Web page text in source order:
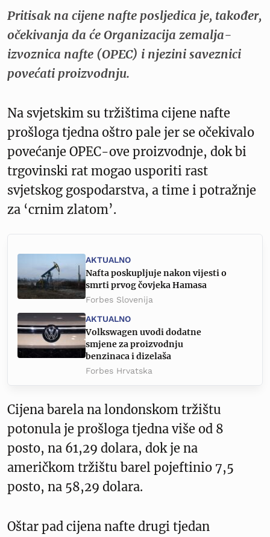
Pritisak na cijene nafte posljedica je, također,
očekivanja da će Organizacija zemalja-
izvoznica nafte (OPEC) i njezini saveznici
povećati proizvodnju.
Na svjetskim su tržištima cijene nafte
prošloga tjedna oštro pale jer se očekivalo
povećanje OPEC-ove proizvodnje, dok bi
trgovinski rat mogao usporiti rast
svjetskog gospodarstva, a time i potražnje
za ‘crnim zlatom’.
AKTUALNO
Nafta poskupljuje nakon vijesti o
smrti prvog čovjeka Hamasa
Forbes Slovenija
AKTUALNO
Volkswagen uvodi dodatne
smjene za proizvodnju
benzinaca i dizelaša
Forbes Hrvatska
Cijena barela na londonskom tržištu
potonula je prošloga tjedna više od 8
posto, na 61,29 dolara, dok je na
američkom tržištu barel pojeftinio 7,5
posto, na 58,29 dolara.
Oštar pad cijena nafte drugi tjedan